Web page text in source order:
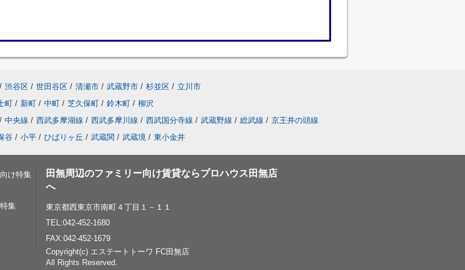
/ 渋谷区 / 世田谷区 / 清瀬市 / 武蔵野市 / 杉並区 / 立川市
町 / 新町 / 中町 / 芝久保町 / 鈴木町 / 柳沢
/ 中央線 / 西武多摩湖線 / 西武多摩川線 / 西武国分寺線 / 武蔵野線 / 総武線 / 京王井の頭線
谷 / 小平 / ひばりヶ丘 / 武蔵関 / 武蔵境 / 東小金井
け特集
集
田無周辺のファミリー向け賃貸ならプロハウス田無店
へ
東京都西東京市南町４丁目１－１１
TEL:042-452-1680
FAX:042-452-1679
Copyright(c) エステートトーワ FC田無店
All Rights Reserved.